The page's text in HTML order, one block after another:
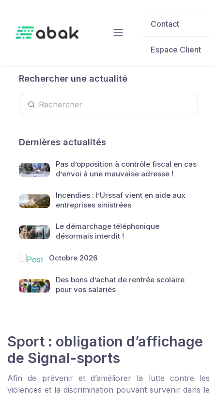
Contact
Espace Client
Rechercher une actualité
Dernières actualités
Pas d’opposition à contrôle fiscal en cas
d’envoi à une mauvaise adresse !
Incendies : l’Urssaf vient en aide aux
entreprises sinistrées
Le démarchage téléphonique
désormais interdit !
Octobre 2026
Des bons d’achat de rentrée scolaire
pour vos salariés
Sport : obligation d’affichage
de Signal-sports
Afin de prévenir et d’améliorer la lutte contre les
violences et la discrimination pouvant survenir dans le